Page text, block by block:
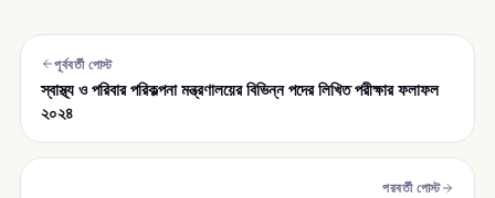
পূর্ববর্তী পোস্ট
স্বাস্থ্য ও পরিবার পরিকল্পনা মন্ত্রণালয়ের বিভিন্ন পদের লিখিত পরীক্ষার ফলাফল
২০২৪
পরবর্তী পোস্ট